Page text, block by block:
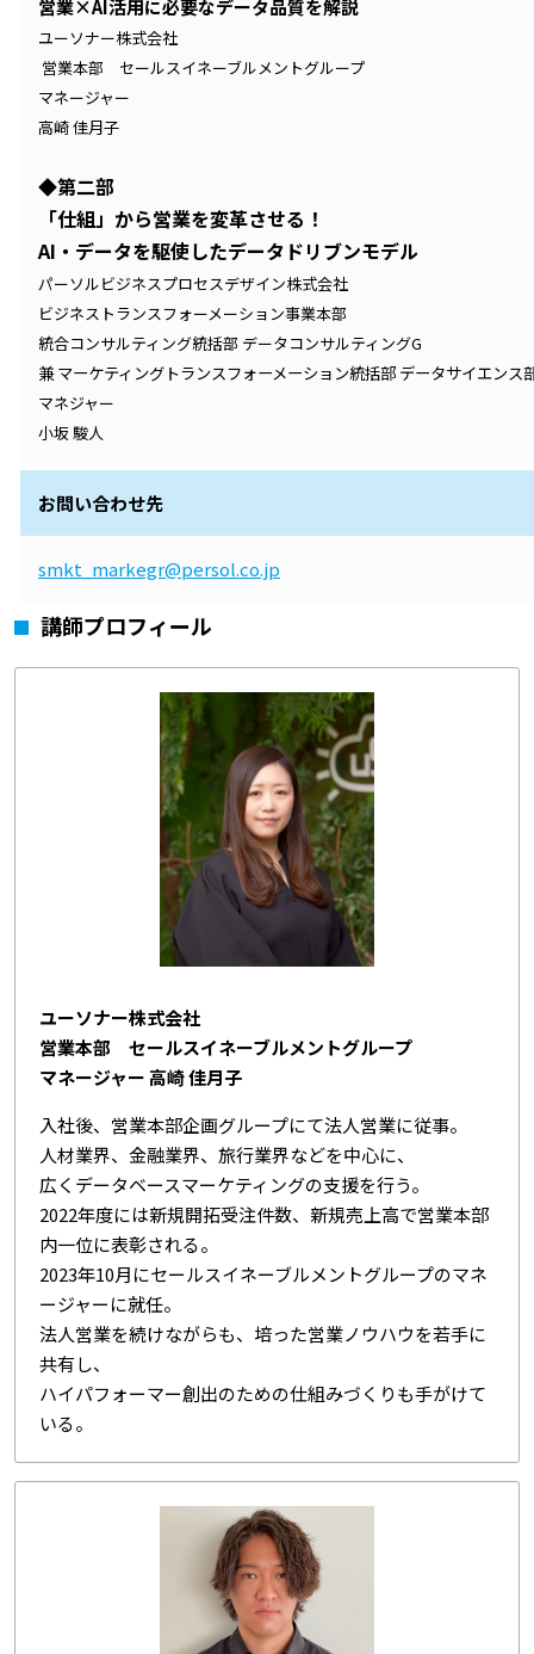
営業×AI活用に必要なデータ品質を解説
ユーソナー株式会社
営業本部 セールスイネーブルメントグループ
マネージャー
高崎 佳月子
◆第二部
「仕組」から営業を変革させる！
AI・データを駆使したデータドリブンモデル
パーソルビジネスプロセスデザイン株式会社
ビジネストランスフォーメーション事業本部
統合コンサルティング統括部 データコンサルティングG
兼 マーケティングトランスフォーメーション統括部 データサイエンス
マネジャー
小坂 駿人
お問い合わせ先
smkt_markegr@persol.co.jp
講師プロフィール
ユーソナー株式会社
営業本部 セールスイネーブルメントグループ
マネージャー 高崎 佳月子
入社後、営業本部企画グループにて法人営業に従事。
人材業界、金融業界、旅行業界などを中心に、
広くデータベースマーケティングの支援を行う。
2022年度には新規開拓受注件数、新規売上高で営業本部
内一位に表彰される。
2023年10月にセールスイネーブルメントグループのマネ
ージャーに就任。
法人営業を続けながらも、培った営業ノウハウを若手に
共有し、
ハイパフォーマー創出のための仕組みづくりも手がけて
いる。